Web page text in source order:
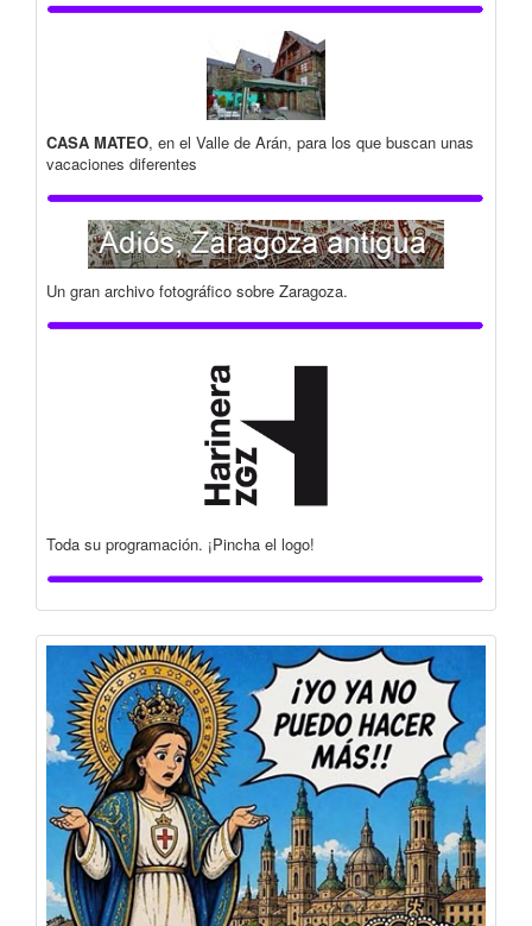
CASA MATEO, en el Valle de Arán, para los que buscan unas
vacaciones diferentes
Un gran archivo fotográfico sobre Zaragoza.
Toda su programación. ¡Pincha el logo!